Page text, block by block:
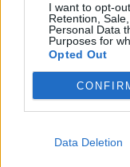
I want to opt-
Retention,
Personal Data
Purposes for
Opted Out
Data Deletion